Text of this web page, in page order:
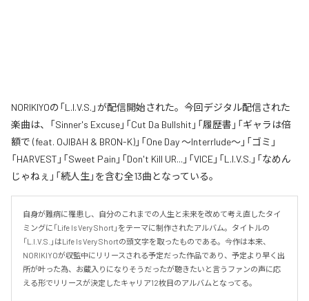
NORIKIYOの「L.I.V.S.」が配信開始された。今回デジタル配信された
楽曲は、「Sinner's Excuse」「Cut Da Bullshit」「履歴書」「ギャラは倍
額で (feat. OJIBAH & BRON-K)」「One Day ～Interrlude～」「ゴミ」
「HARVEST」「Sweet Pain」「Don't Kill UR...」「VICE」「L.I.V.S.」「なめん
じゃねぇ」「続人生」を含む全13曲となっている。
自身が難病に罹患し、自分のこれまでの人生と未来を改めて考え直したタイ
ミングに「Life Is Very Short」をテーマに制作されたアルバム。タイトルの
「L.I.V.S.」はLife Is Very Shortの頭文字を取ったものである。今作は本来、
NORIKIYOが収監中にリリースされる予定だった作品であり、予定より早く出
所が叶った為、お蔵入りになりそうだったが聴きたいと言うファンの声に応
える形でリリースが決定したキャリア12枚目のアルバムとなってる。